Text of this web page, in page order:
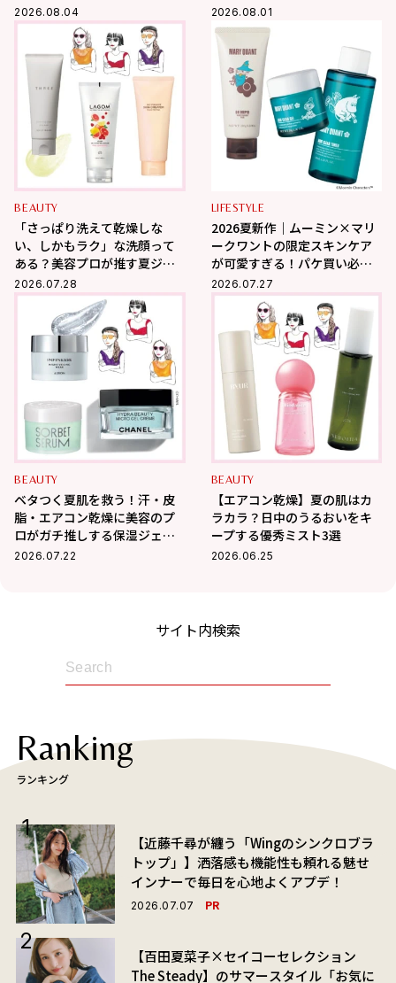
変わるポジティブ美肌習慣
2026.08.04
スキンケアの正解
2026.08.01
BEAUTY
「さっぱり洗えて乾燥しな
い、しかもラク」な洗顔って
ある？美容プロが推す夏ジェ
ル3選
2026.07.28
LIFESTYLE
2026夏新作｜ムーミン×マリ
ークワントの限定スキンケア
が可愛すぎる！パケ買い必至
＆夏の肌悩みも優秀ケア
2026.07.27
BEAUTY
ベタつく夏肌を救う！汗・皮
脂・エアコン乾燥に美容のプ
ロがガチ推しする保湿ジェル3
選
2026.07.22
BEAUTY
【エアコン乾燥】夏の肌はカ
ラカラ？日中のうるおいをキ
ープする優秀ミスト3選
2026.06.25
サイト内検索
Ranking
ランキング
【近藤千尋が纏う「Wingのシンクロブラ
トップ」】洒落感も機能性も頼れる魅せ
インナーで毎日を心地よくアプデ！
2026.07.07 PR
【百田夏菜子×セイコーセレクション
The Steady】のサマースタイル「お気に